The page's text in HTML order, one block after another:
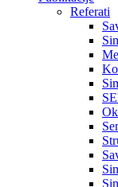
Referati